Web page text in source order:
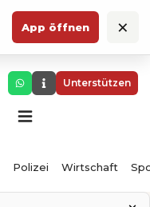
App öffnen ×
Unterstützen
Polizei Wirtschaft